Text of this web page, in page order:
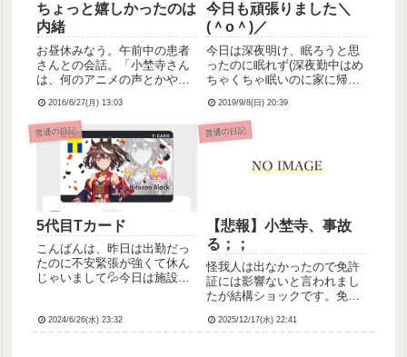
ちょっと嬉しかったのは
内緒
お昼休みなう。午前中の患者
さんとの会話。「小埜寺さん
は、何のアニメの声とかやっ
「？！！えっ、何の話？？」
「え、以前声優さんやってた
って聞いたんですけど」小埜
寺「」一体どこから生じた勘
違いなのかは不明ですが過去
に声優さん...
2016/6/27(月) 13:03
今日も頑張りました＼
(＾o＾)／
今日は深夜明け、眠ろうと思
ったのに眠れず(深夜勤中はめ
ちゃくちゃ眠いのに家に帰っ
家族の用足しのために車を出
しました…疲れた…そんな明
日はリーダーです＼(＾o＾)／
日リーダーなのはまぁいい...
2019/9/8(日) 20:39
普通の日記
5代目Tカード
こんばんは、昨日は出勤だっ
たのに不安緊張が強くて休ん
じゃいまして💦今日は施設内
にご心配をかけてしまったよ
2024/6/26(水) 23:32
普通の日記
【悲報】小埜寺、事故
る；；
怪我人は出なかったので免許
証には影響ないと言われまし
たが結構ショックです。免許
運転してたのですが今日で無
2025/12/17(水) 22:41